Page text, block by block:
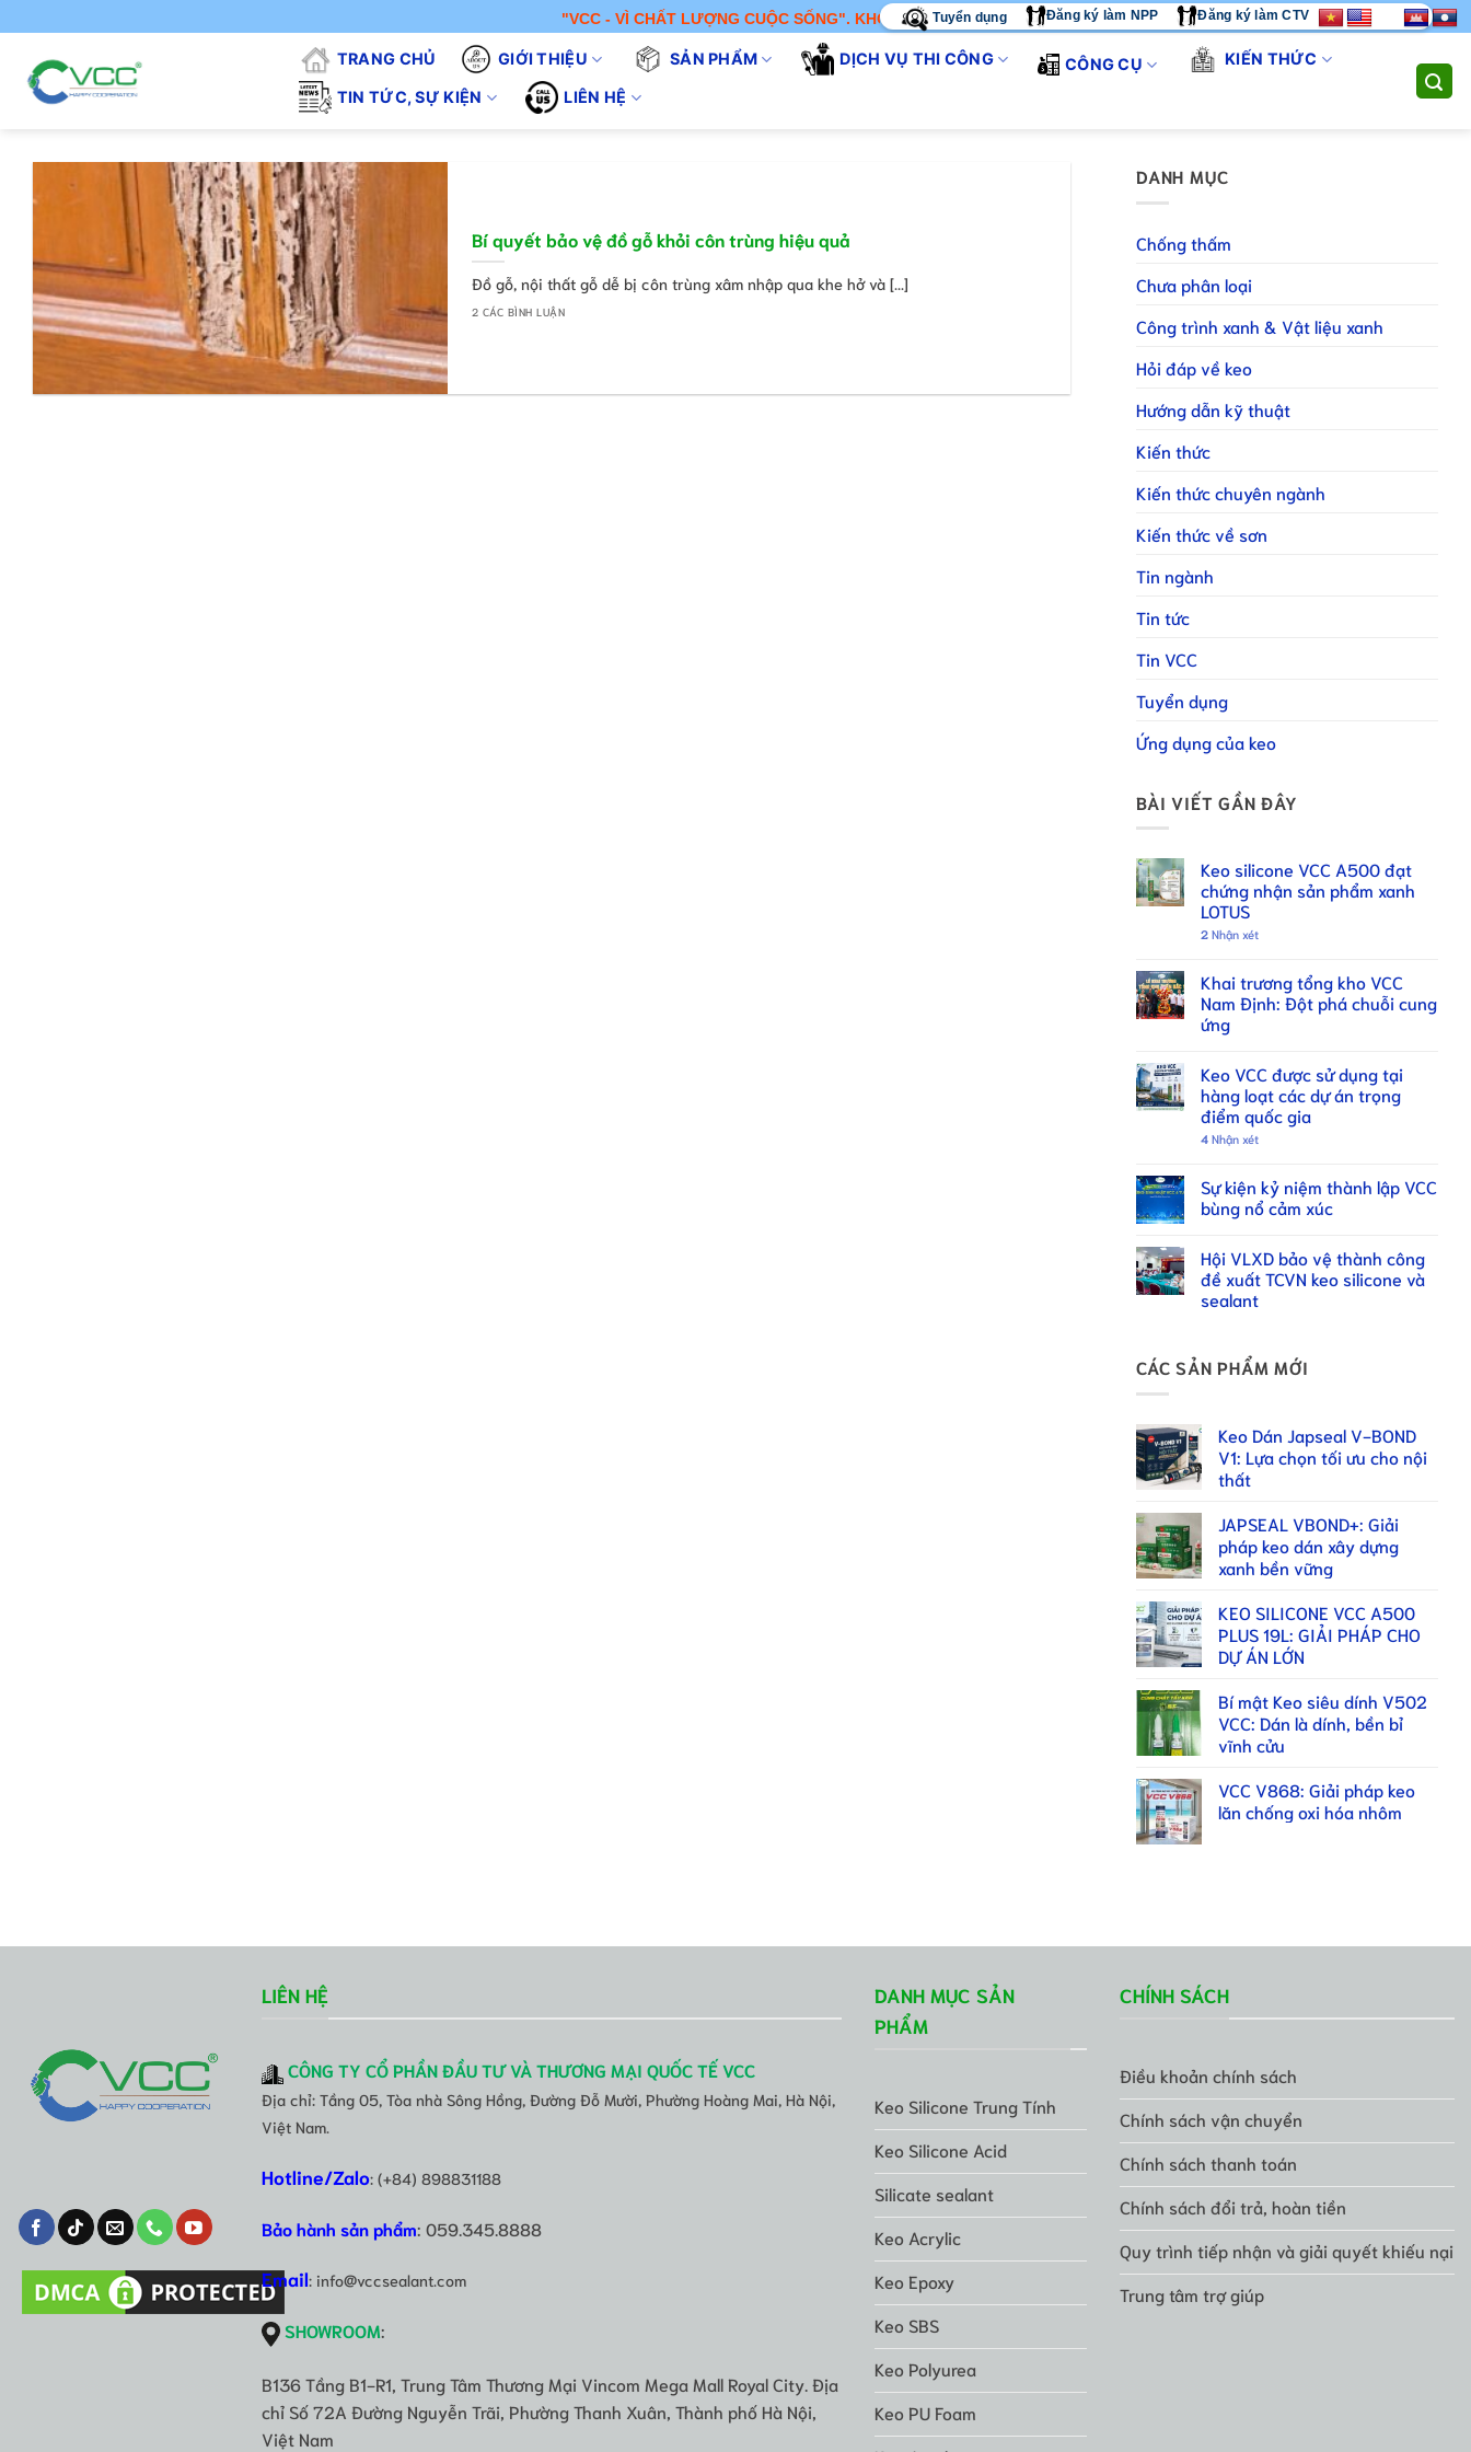
đến
dung
"VCC - VÌ CHẤT LƯỢNG CUỘC SỐNG". KHÔNG CHỈ BÁN SẢN PHẨM - CHÚNG TÔI CUNG CẤP GIẢI PHÁP THI CÔNG TOÀN
Tuyển dụng Đăng ký làm NPP Đăng ký làm CTV
TRANG CHỦ GIỚI THIỆU SẢN PHẨM DỊCH VỤ THI CÔNG CÔNG CỤ KIẾN THỨC
TIN TỨC, SỰ KIỆN LIÊN HỆ
Bí quyết bảo vệ đồ gỗ khỏi côn trùng hiệu quả
Đồ gỗ, nội thất gỗ dễ bị côn trùng xâm nhập qua khe hở và [...]
2 CÁC BÌNH LUẬN
DANH MỤC
Chống thấm
Chưa phân loại
Công trình xanh & Vật liệu xanh
Hỏi đáp về keo
Hướng dẫn kỹ thuật
Kiến thức
Kiến thức chuyên ngành
Kiến thức về sơn
Tin ngành
Tin tức
Tin VCC
Tuyển dụng
Ứng dụng của keo
BÀI VIẾT GẦN ĐÂY
Keo silicone VCC A500 đạt
chứng nhận sản phẩm xanh
LOTUS
2 Nhận xét
Khai trương tổng kho VCC
Nam Định: Đột phá chuỗi cung
ứng
Keo VCC được sử dụng tại
hàng loạt các dự án trọng
điểm quốc gia
4 Nhận xét
Sự kiện kỷ niệm thành lập VCC
bùng nổ cảm xúc
Hội VLXD bảo vệ thành công
đề xuất TCVN keo silicone và
sealant
CÁC SẢN PHẨM MỚI
Keo Dán Japseal V-BOND
V1: Lựa chọn tối ưu cho nội
thất
JAPSEAL VBOND+: Giải
pháp keo dán xây dựng
xanh bền vững
KEO SILICONE VCC A500
PLUS 19L: GIẢI PHÁP CHO
DỰ ÁN LỚN
Bí mật Keo siêu dính V502
VCC: Dán là dính, bền bỉ
vĩnh cửu
VCC V868: Giải pháp keo
lăn chống oxi hóa nhôm
LIÊN HỆ
CÔNG TY CỔ PHẦN ĐẦU TƯ VÀ THƯƠNG MẠI QUỐC TẾ VCC
Địa chỉ: Tầng 05, Tòa nhà Sông Hồng, Đường Đỗ Mười, Phường Hoàng Mai, Hà Nội,
Việt Nam.
Hotline/Zalo: (+84) 898831188
Bảo hành sản phẩm: 059.345.8888
Email: info@vccsealant.com
SHOWROOM:
B136 Tầng B1-R1, Trung Tâm Thương Mại Vincom Mega Mall Royal City. Địa
chỉ Số 72A Đường Nguyễn Trãi, Phường Thanh Xuân, Thành phố Hà Nội,
Việt Nam
DANH MỤC SẢN
PHẨM
Keo Silicone Trung Tính
Keo Silicone Acid
Silicate sealant
Keo Acrylic
Keo Epoxy
Keo SBS
Keo Polyurea
Keo PU Foam
CHÍNH SÁCH
Điều khoản chính sách
Chính sách vận chuyển
Chính sách thanh toán
Chính sách đổi trả, hoàn tiền
Quy trình tiếp nhận và giải quyết khiếu nại
Trung tâm trợ giúp